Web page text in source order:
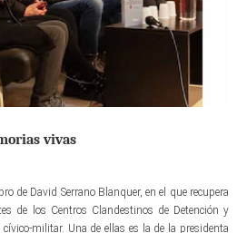
vivas
de David Serrano Blanquer, en el que recupera
de los Centros Clandestinos de Detención y
militar. Una de ellas es la de la presidenta